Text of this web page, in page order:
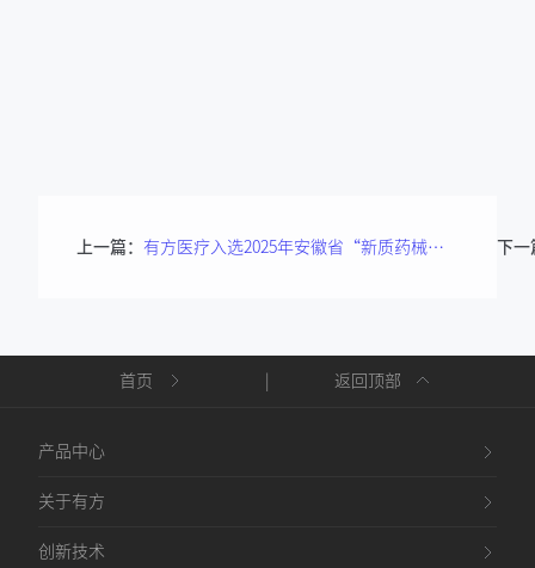
上一篇： 有方医疗入选2025年安徽省“新质药械”产品，共启生物医药高质量发展新篇 下一
首页 返回顶部
产品中心
关于有方
创新技术